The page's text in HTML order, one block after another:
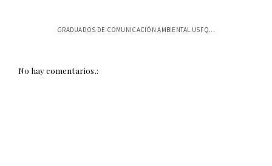
GRADUADOS DE COMUNICACIÓN AMBIENTAL USFQ...
No hay comentarios.: